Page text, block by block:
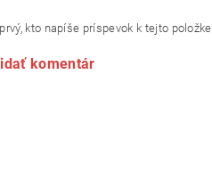
kto napíše príspevok k tejto položke.
komentár